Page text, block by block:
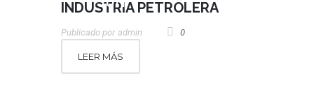
INDUSTRIA PETROLERA
Publicado por Admin 0
LEER MÁS